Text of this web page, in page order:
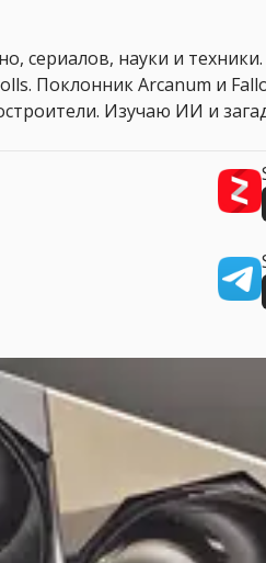
сериалов, науки и
Поклонник Arcanum и
Изучаю ИИ и